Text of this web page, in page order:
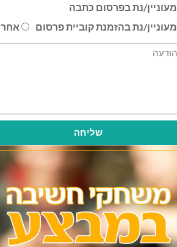
מעוניין/נת בפרסום כתבה
מעוניין/נת בהזמנת קוביית פרסום
אחר
שליחה